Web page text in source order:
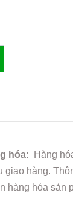
hóa:
Hàng
giao hàng.
hàng hóa sản